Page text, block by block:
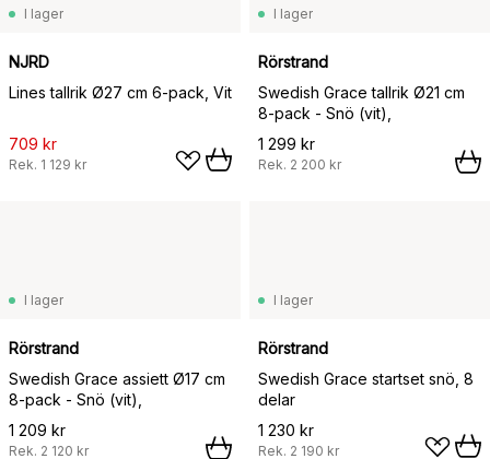
I lager
NJRD
Lines tallrik Ø27 cm 6-pack, Vit
709 kr
Rek. 1 129 kr
I lager
Rörstrand
Swedish Grace tallrik Ø21 cm
8-pack - Snö (vit),
1 299 kr
Rek. 2 200 kr
I lager
Rörstrand
Swedish Grace assiett Ø17 cm
8-pack - Snö (vit),
1 209 kr
Rek. 2 120 kr
I lager
Rörstrand
Swedish Grace startset snö, 8
delar
1 230 kr
Rek. 2 190 kr